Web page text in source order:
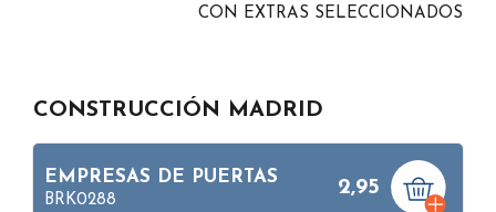
CON EXTRAS SELECCIONADOS
CONSTRUCCIÓN MADRID
EMPRESAS DE PUERTAS
BRK0288
2,95